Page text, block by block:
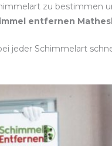
zu bestimmen
entfernen
jeder Schimmelart